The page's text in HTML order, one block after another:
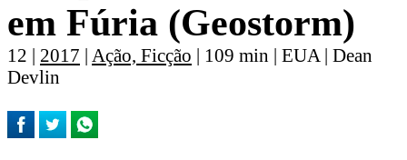
em Fúria (Geostorm)
12 | 2017 | Ação, Ficção | 109 min | EUA | Dean
Devlin